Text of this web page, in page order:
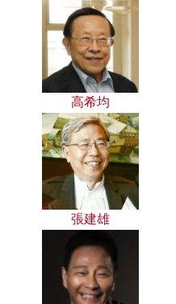
高希均
張建雄